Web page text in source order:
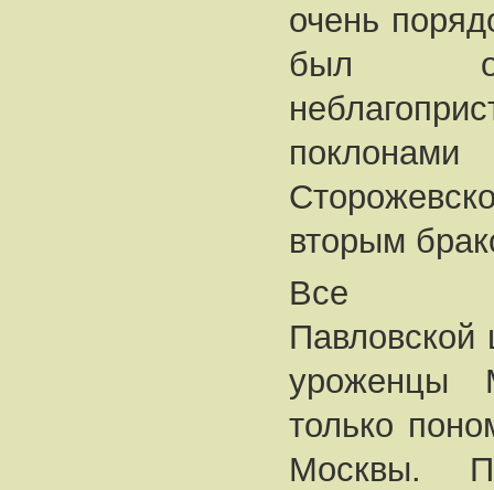
очень
был
вторым
Все
Павловской
уроженцы
только
Москвы.